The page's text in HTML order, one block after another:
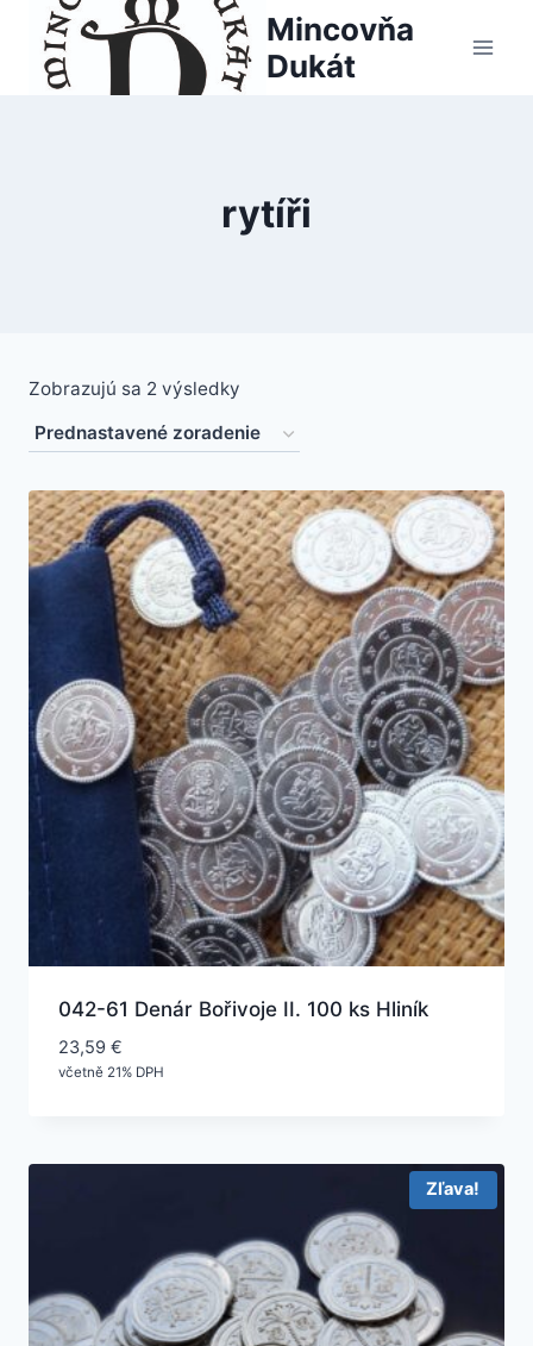
content
Mincovňa
Dukát
rytíři
Zobrazujú sa 2 výsledky
042-61 Denár Bořivoje II. 100 ks Hliník
23,59 €
včetně 21% DPH
Zľava!